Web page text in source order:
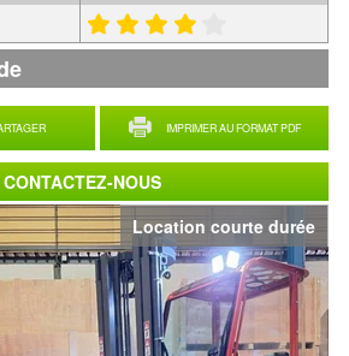
Location courte durée
IMPRIMER AU FORMAT PDF
CONTACTEZ-NOUS